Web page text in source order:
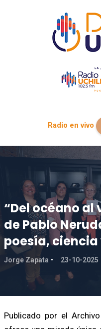
Radio en vivo
“Del océano al
de Pablo
poesía,
Jorge Zapata 23-10-2025
Publicado por el